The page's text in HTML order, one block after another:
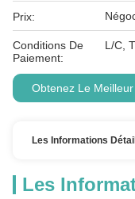
Prix:
Conditions De
Paiement:
L/C,
Obtenez Le
Les Informations
Les